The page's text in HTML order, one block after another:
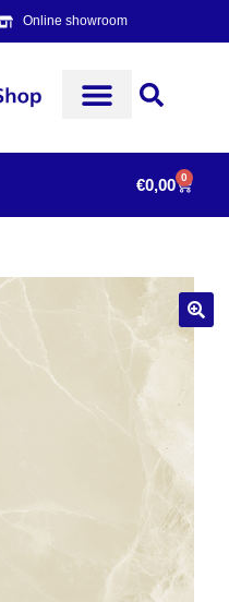
Online showroom
€0,00 0